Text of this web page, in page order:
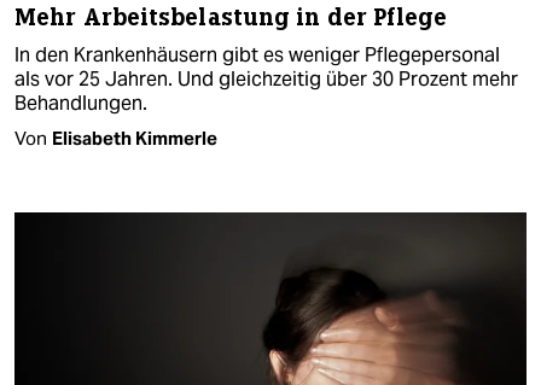
Mehr Arbeitsbelastung in der Pflege
In den Krankenhäusern gibt es weniger Pflegepersonal
als vor 25 Jahren. Und gleichzeitig über 30 Prozent mehr
Behandlungen.
Von Elisabeth Kimmerle